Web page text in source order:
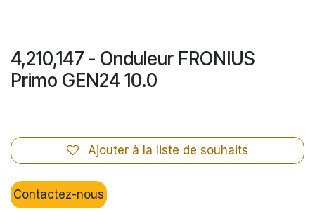
4,210,147 - Onduleur FRONIUS
Primo GEN24 10.0
Ajouter à la liste de souhaits
Contactez-nous